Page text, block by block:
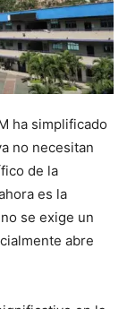
ha simplificado
no necesitan
de la
es la
se exige un
abre